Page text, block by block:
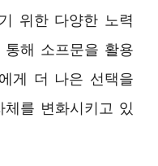
위한 다양한 노력
해 소프문을 활용
게 더 나은 선택을
를 변화시키고 있